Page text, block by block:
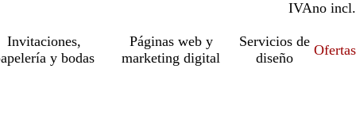
IVAincl.
no incl.
Invitaciones,
y bodas
Páginas web y
marketing digital
Servicios de
diseño
Ofertas